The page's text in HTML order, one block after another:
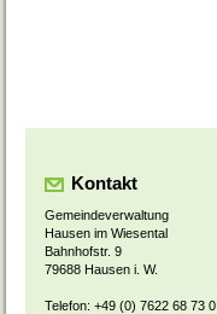
Kontakt
Gemeindeverwaltung
Hausen im Wiesental
Bahnhofstr. 9
79688 Hausen i. W.
Telefon: +49 (0) 7622 68 73 0